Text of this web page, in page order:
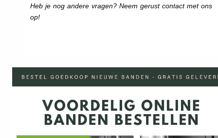
Heb je nog andere vragen? Neem gerust contact met ons
op!